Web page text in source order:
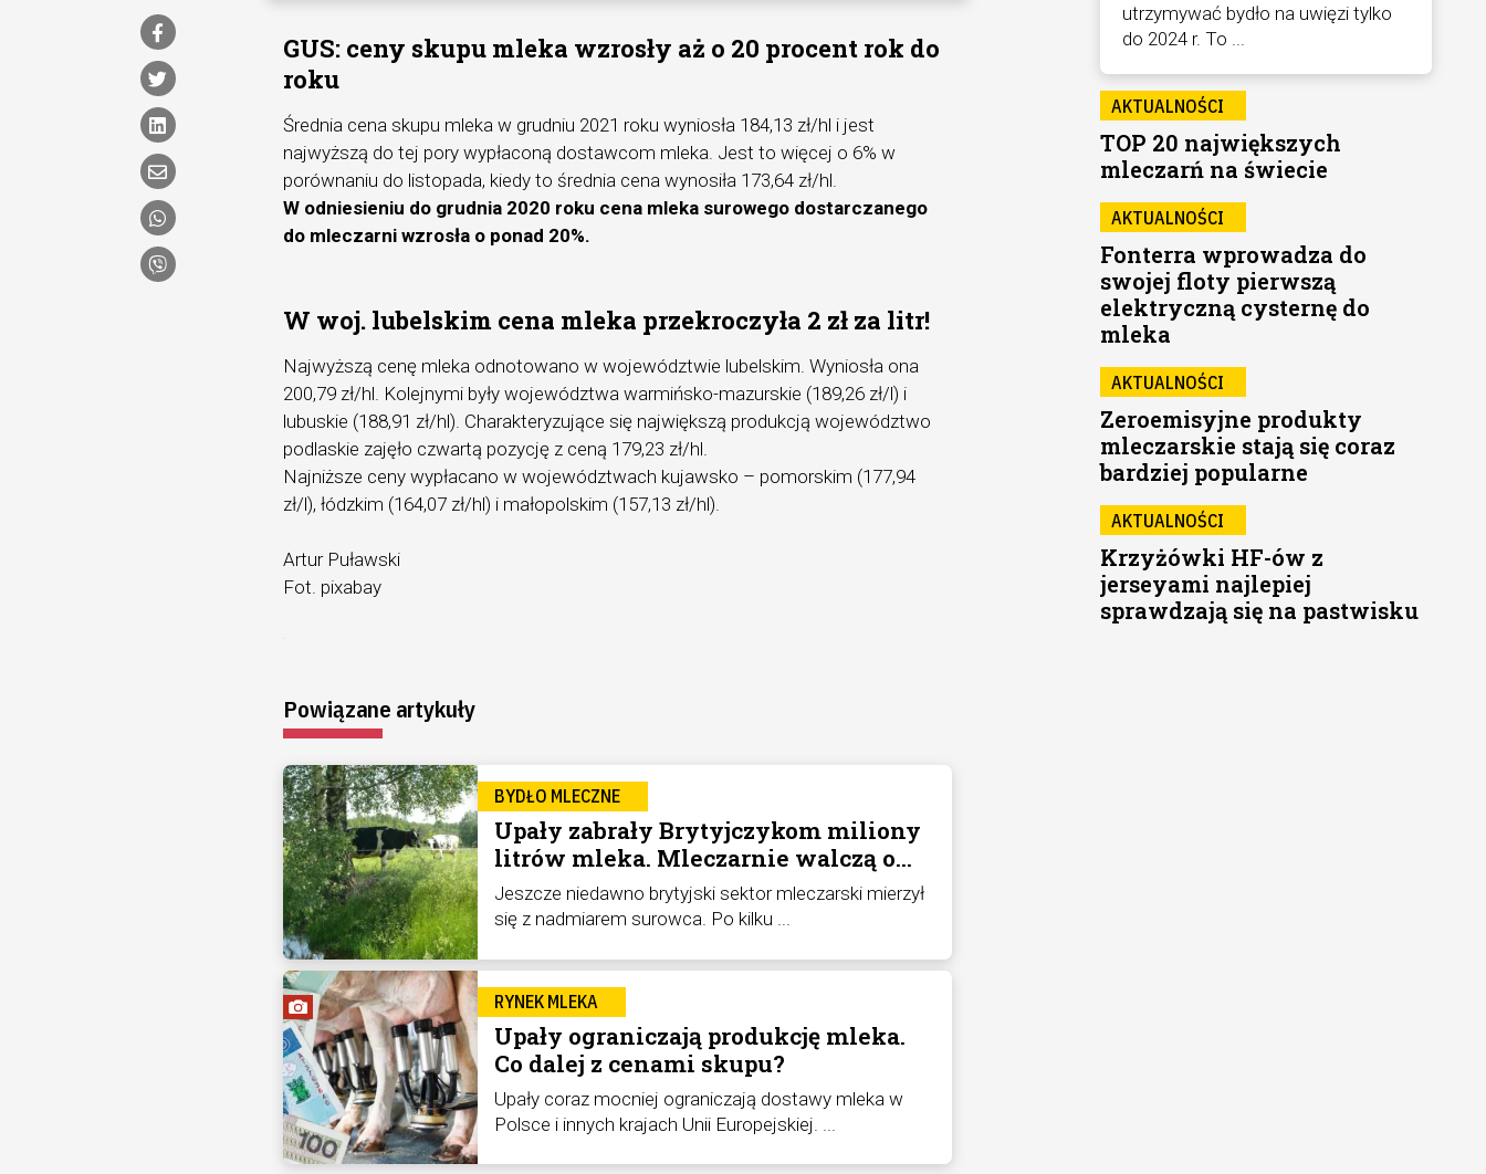
GUS: ceny skupu mleka wzrosły aż o 20 procent rok do
roku
Średnia cena skupu mleka w grudniu 2021 roku wyniosła 184,13 zł/hl i jest
najwyższą do tej pory wypłaconą dostawcom mleka. Jest to więcej o 6% w
porównaniu do listopada, kiedy to średnia cena wynosiła 173,64 zł/hl.
W odniesieniu do grudnia 2020 roku cena mleka surowego dostarczanego
do mleczarni wzrosła o ponad 20%.
W woj. lubelskim cena mleka przekroczyła 2 zł za litr!
Najwyższą cenę mleka odnotowano w województwie lubelskim. Wyniosła ona
200,79 zł/hl. Kolejnymi były województwa warmińsko-mazurskie (189,26 zł/l) i
lubuskie (188,91 zł/hl). Charakteryzujące się największą produkcją województwo
podlaskie zajęło czwartą pozycję z ceną 179,23 zł/hl.
Najniższe ceny wypłacano w województwach kujawsko – pomorskim (177,94
zł/l), łódzkim (164,07 zł/hl) i małopolskim (157,13 zł/hl).
Artur Puławski
Fot. pixabay
Powiązane artykuły
BYDŁO MLECZNE
Upały zabrały Brytyjczykom miliony
litrów mleka. Mleczarnie walczą o
surowiec
Jeszcze niedawno brytyjski sektor mleczarski mierzył
się z nadmiarem surowca. Po kilku ...
RYNEK MLEKA
Upały ograniczają produkcję mleka.
Co dalej z cenami skupu?
Upały coraz mocniej ograniczają dostawy mleka w
Polsce i innych krajach Unii Europejskiej. ...
utrzymywać bydło na uwięzi tylko
do 2024 r. To ...
AKTUALNOŚCI
TOP 20 największych
mleczarń na świecie
AKTUALNOŚCI
Fonterra wprowadza do
swojej floty pierwszą
elektryczną cysternę do
mleka
AKTUALNOŚCI
Zeroemisyjne produkty
mleczarskie stają się coraz
bardziej popularne
AKTUALNOŚCI
Krzyżówki HF-ów z
jerseyami najlepiej
sprawdzają się na pastwisku